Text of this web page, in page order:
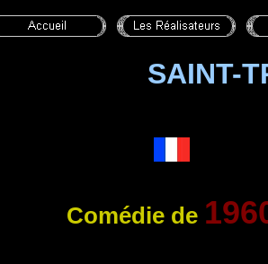
SAINT-
Comédie de